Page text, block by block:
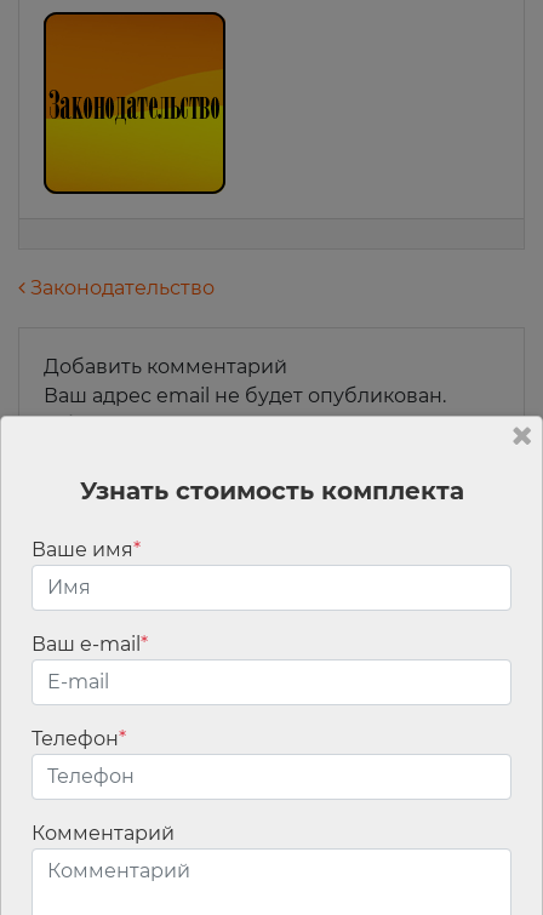
Навигация по записям
Законодательство
Добавить комментарий
Ваш адрес email не будет опубликован.
Обязательные поля помечены*
Имя*
Email*
Узнать стоимость комплекта
Ваше имя*
Ваш e-mail *
Телефон*
Комментарий